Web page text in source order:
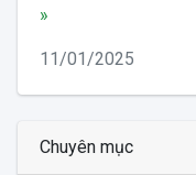
»
11/01/2025
Chuyên mục